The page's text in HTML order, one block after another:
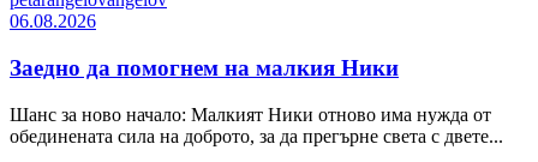
06.08.2026
Заедно да помогнем на малкия Ники
Шанс за ново начало: Малкият Ники отново има нужда от
обединената сила на доброто, за да прегърне света с двете...